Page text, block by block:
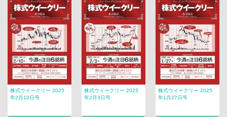
株式ウイークリー 2025
年2月10日号
株式ウイークリー 2025
年2月3日号
株式ウイークリー 2025
年1月27日号